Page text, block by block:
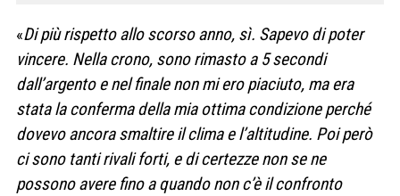
«Di più rispetto allo scorso anno, sì. Sapevo di poter
vincere. Nella crono, sono rimasto a 5 secondi
dall’argento e nel finale non mi ero piaciuto, ma era
stata la conferma della mia ottima condizione perché
dovevo ancora smaltire il clima e l’altitudine. Poi però
ci sono tanti rivali forti, e di certezze non se ne
possono avere fino a quando non c’è il confronto